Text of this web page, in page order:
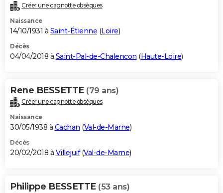
Créer une cagnotte obsèques
Naissance
14/10/1931 à Saint-Étienne (Loire)
Décès
04/04/2018 à Saint-Pal-de-Chalencon (Haute-Loire)
Rene BESSETTE (79 ans)
Créer une cagnotte obsèques
Naissance
30/05/1938 à Cachan (Val-de-Marne)
Décès
20/02/2018 à Villejuif(Val-de-Marne)
Philippe BESSETTE (53 ans)